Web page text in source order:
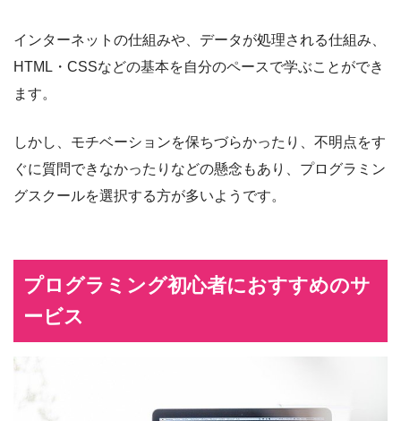
インターネットの仕組みや、データが処理される仕組み、
HTML・CSSなどの基本を自分のペースで学ぶことができ
ます。
しかし、モチベーションを保ちづらかったり、不明点をす
ぐに質問できなかったりなどの懸念もあり、プログラミン
グスクールを選択する方が多いようです。
プログラミング初心者におすすめのサ
ービス